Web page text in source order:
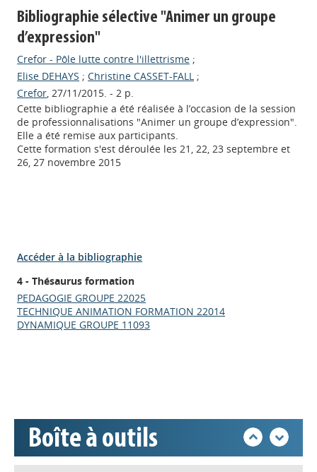
Bibliographie sélective "Animer un groupe
d’expression"
Crefor - Pôle lutte contre l'illettrisme ;
Elise DEHAYS ;Christine CASSET-FALL ;
Crefor, 27/11/2015. - 2 p.
Cette bibliographie a été réalisée à l’occasion de la session
de professionnalisations "Animer un groupe d’expression".
Elle a été remise aux participants.
Cette formation s'est déroulée les 21, 22, 23 septembre et
26, 27 novembre 2015
Accéder à la bibliographie
4 - Thésaurus formation
PEDAGOGIE GROUPE 22025
TECHNIQUE ANIMATION FORMATION 22014
DYNAMIQUE GROUPE 11093
Boîte à outils
Appels à projets
Déposer une actu !
Base documentaire